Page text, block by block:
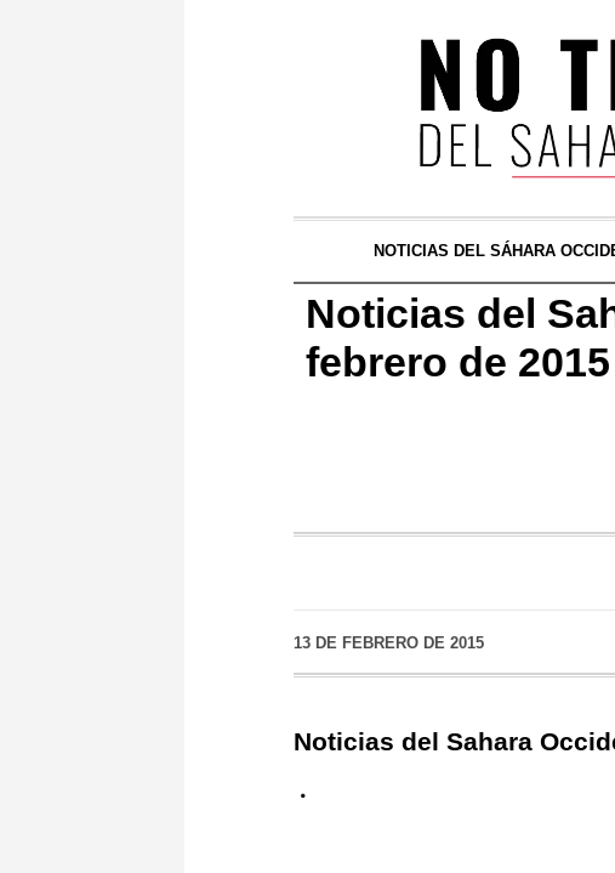
NOTICIAS DEL SÁHARA
Noticias del
febrero de 2015
13 DE FEBRERO DE 2015
Noticias del Sahara